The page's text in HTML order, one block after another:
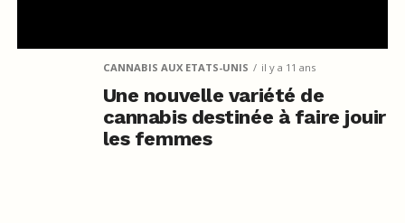
CANNABIS AUX ETATS-UNIS il y a 11 ans
Une nouvelle variété de
cannabis destinée à faire jouir
les femmes